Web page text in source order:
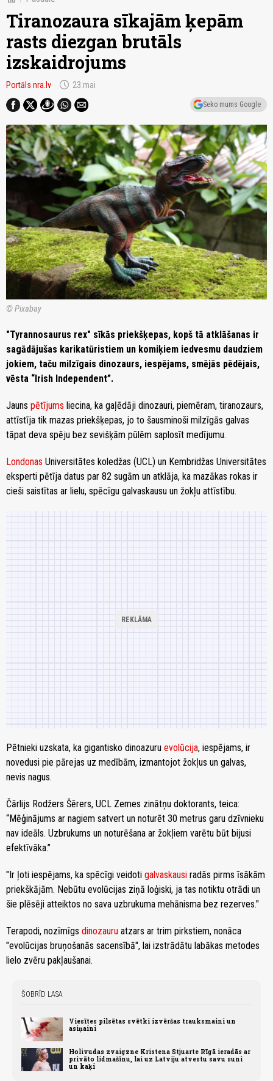
Tiranozaura sīkajām ķepām
rasts diezgan brutāls
izskaidrojums
Portāls nra.lv schedule 23.mai
Seko mums Google
© Pixabay
"Tyrannosaurus rex" sīkās priekšķepas, kopš tā atklāšanas ir
sagādājušas karikatūristiem un komiķiem iedvesmu daudziem
jokiem, taču milzīgais dinozaurs, iespējams, smējās pēdējais,
vēsta “Irish Independent”.
Jauns pētījums liecina, ka gaļēdāji dinozauri, piemēram, tiranozaurs,
attīstīja tik mazas priekšķepas, jo to šausminoši milzīgās galvas
tāpat deva spēju bez sevišķām pūlēm saplosīt medījumu.
Londonas Universitātes koledžas (UCL) un Kembridžas Universitātes
eksperti pētīja datus par 82 sugām un atklāja, ka mazākas rokas ir
cieši saistītas ar lielu, spēcīgu galvaskausu un žokļu attīstību.
Pētnieki uzskata, ka gigantisko dinoazuru evolūcija, iespējams, ir
novedusi pie pārejas uz medībām, izmantojot žokļus un galvas,
nevis nagus.
Čārlijs Rodžers Šērers, UCL Zemes zinātņu doktorants, teica:
“Mēģinājums ar nagiem satvert un noturēt 30 metrus garu dzīvnieku
nav ideāls. Uzbrukums un noturēšana ar žokļiem varētu būt bijusi
efektīvāka.”
"Ir ļoti iespējams, ka spēcīgi veidoti galvaskausi radās pirms īsākām
priekškājām. Nebūtu evolūcijas ziņā loģiski, ja tas notiktu otrādi un
šie plēsēji atteiktos no sava uzbrukuma mehānisma bez rezerves."
Terapodi, nozīmīgs dinozauru atzars ar trim pirkstiem, nonāca
"evolūcijas bruņošanās sacensībā", lai izstrādātu labākas metodes
lielo zvēru pakļaušanai.
ŠOBRĪD LASA
Viesītes pilsētas svētki izvēršas trauksmaini un
asiņaini
Holivudas zvaigzne Kristena Stjuarte Rīgā ieradās ar
privāto lidmašīnu, lai uz Latviju atvestu savu suni
un kaķi